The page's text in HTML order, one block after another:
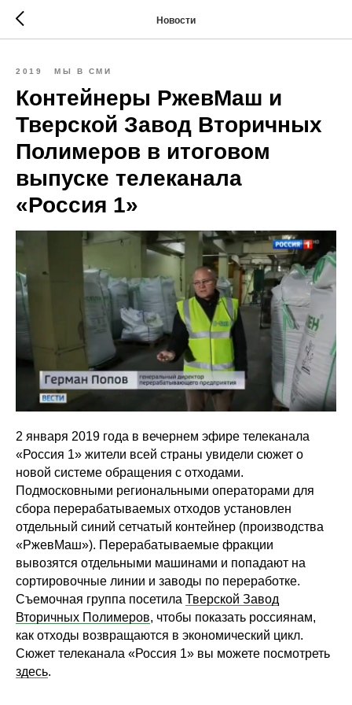
Новости
2019 МЫ В СМИ
Контейнеры РжевМаш и
Тверской Завод Вторичных
Полимеров в итоговом
выпуске телеканала
«Россия 1»
2 января 2019 года в вечернем эфире телеканала
«Россия 1» жители всей страны увидели сюжет о
новой системе обращения с отходами.
Подмосковными региональными операторами для
сбора перерабатываемых отходов установлен
отдельный синий сетчатый контейнер (производства
«РжевМаш»). Перерабатываемые фракции
вывозятся отдельными машинами и попадают на
сортировочные линии и заводы по переработке.
Съемочная группа посетила Тверской Завод
Вторичных Полимеров, чтобы показать россиянам,
как отходы возвращаются в экономический цикл.
Сюжет телеканала «Россия 1» вы можете посмотреть
здесь.